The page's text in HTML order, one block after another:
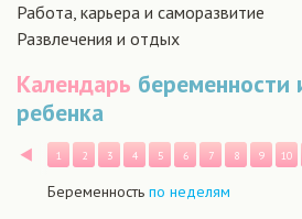
Работа, карьера и саморазвитие
Развлечения и отдых
Календарь беременности
ребенка
Назад
1 2 3 4 5 6 7 8 9 10
Беременность по неделям